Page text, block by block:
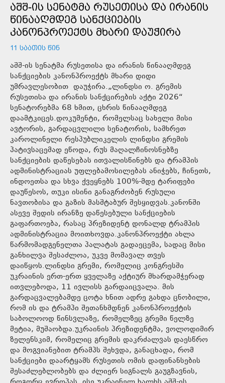
ᲐᲨᲨ-ᲘᲡ ᲡᲔᲜᲐᲢᲛᲐ ᲠᲣᲡᲔᲗᲘᲡᲐ ᲓᲐ ᲘᲠᲐᲜᲘᲡ
ᲬᲘᲜᲐᲐᲦᲛᲓᲔᲒ ᲡᲐᲜᲥᲪᲘᲔᲑᲘᲡ
ᲙᲐᲜᲝᲜᲞᲠᲝᲔᲥᲢᲡ ᲛᲮᲐᲠᲘ ᲓᲐᲣᲭᲘᲠᲐ
11 ᲡᲐᲐᲗᲘᲡ ᲬᲘᲜ
აშშ-ის სენატმა რუსეთისა და ირანის წინააღმდეგ
სანქციების კანონპროექტს მხარი დიდი
უმრავლესობით დაუჭირა.„ლინდსი ო. გრემის
რუსეთისა და ირანის სანქცირების აქტი 2026“
სენატორებმა 68 ხმით, ცხრის წინააღმდეგ
დაამტკიცეს.დოკუმენტი, რომელსაც სახელი მისი
ავტორის, გარდაცვლილი სენატორის, სამხრეთ
კაროლინელი რესპუბლიკელის ლინდსი გრემის
პატივსაცემად ეწოდა, რუს მაღალჩინოსნებზე
სანქციების დაწესებას ითვალისწინებს და ტრამპის
ადმინისტრაციას უფლებამოსილებას ანიჭებს, ჩინეთს,
ინდოეთსა და სხვა ქვეყნებს 100%-მდე ტარიფები
დაუწესოს, თუკი ისინი განაგრძობენ რუსული
ნავთობისა და გაზის მასშტაბურ შესყიდვას.კანონში
ასევე შედის ირანზე დაწესებული სანქციების
გაფართოება, რასაც პრეზიდენტ დონალდ ტრამპის
ადმინისტრაცია მოითხოვდა.კანონპროექტი ახლა
წარმომადგენელთა პალატას გადაეცემა, სადაც მისი
განხილვა შესაძლოა, უკვე მომავალ თვეს
დაიწყოს.ლინდსი გრემი, რომელიც კონგრესში
უკრაინის ერთ-ერთ ყველაზე აქტიურ მხარდამჭერად
ითვლებოდა, 11 ივლისს გარდაიცვალა. მის
გარდაცვალებამდე ცოტა ხნით ადრე გახდა ცნობილი,
რომ ის და ტრამპი შეთანხმდნენ კანონპროექტის
საბოლოოდ წინსვლაზე, რომელზეც გრემი წელზე
მეტია, მუშაობდა.უკრაინის პრეზიდენტმა, ვოლოდიმირ
ზელენსკიმ, რომელიც გრემის დაკრძალვას დაესწრო
და მოგვიანებით ტრამპს შეხვდა, განაცხადა, რომ
სანქციები დაარტყამს რუსეთის ომის დაფინანსების
შესაძლებლობებს და ძლიერ სიგნალს გაუგზავნის,